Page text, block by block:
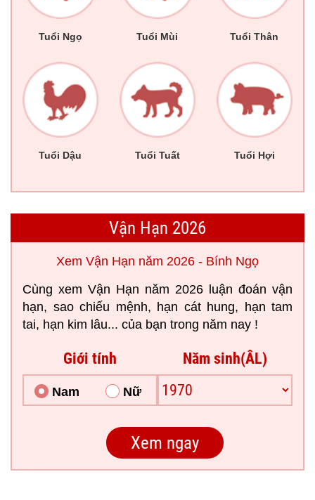
Tuổi Ngọ Tuổi Mùi Tuổi Thân
Tuổi Dậu Tuổi Tuất Tuổi Hợi
Vận Hạn 2026
Xem Vận Hạn năm 2026 - Bính Ngọ
Cùng xem Vận Hạn năm 2026 luận đoán vận
hạn, sao chiếu mệnh, hạn cát hung, hạn tam
tai, hạn kim lâu... của bạn trong năm nay !
Giới tính
Nam Nữ
Năm sinh(ÂL)